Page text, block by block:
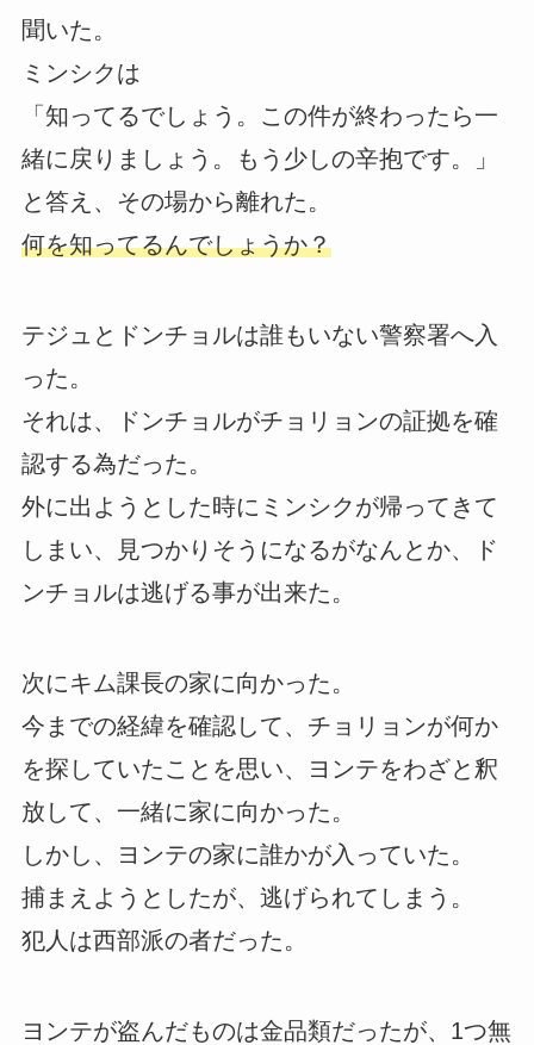
聞いた。
ミンシクは
「知ってるでしょう。この件が終わったら一
緒に戻りましょう。もう少しの辛抱です。」
と答え、その場から離れた。
何を知ってるんでしょうか？
テジュとドンチョルは誰もいない警察署へ入
った。
それは、ドンチョルがチョリョンの証拠を確
認する為だった。
外に出ようとした時にミンシクが帰ってきて
しまい、見つかりそうになるがなんとか、ド
ンチョルは逃げる事が出来た。
次にキム課長の家に向かった。
今までの経緯を確認して、チョリョンが何か
を探していたことを思い、ヨンテをわざと釈
放して、一緒に家に向かった。
しかし、ヨンテの家に誰かが入っていた。
捕まえようとしたが、逃げられてしまう。
犯人は西部派の者だった。
ヨンテが盗んだものは金品類だったが、1つ無